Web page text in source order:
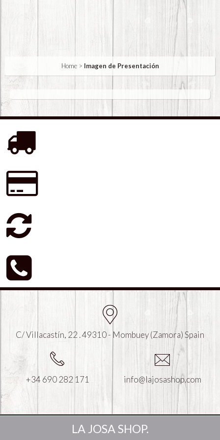
Home> Imagen de Presentación
C/ Villacastín, 22 . 49310 - Mombuey (Zamora) Spain
+34 690 282 171 info@lajosashop.com
LA JOSA SHOP.